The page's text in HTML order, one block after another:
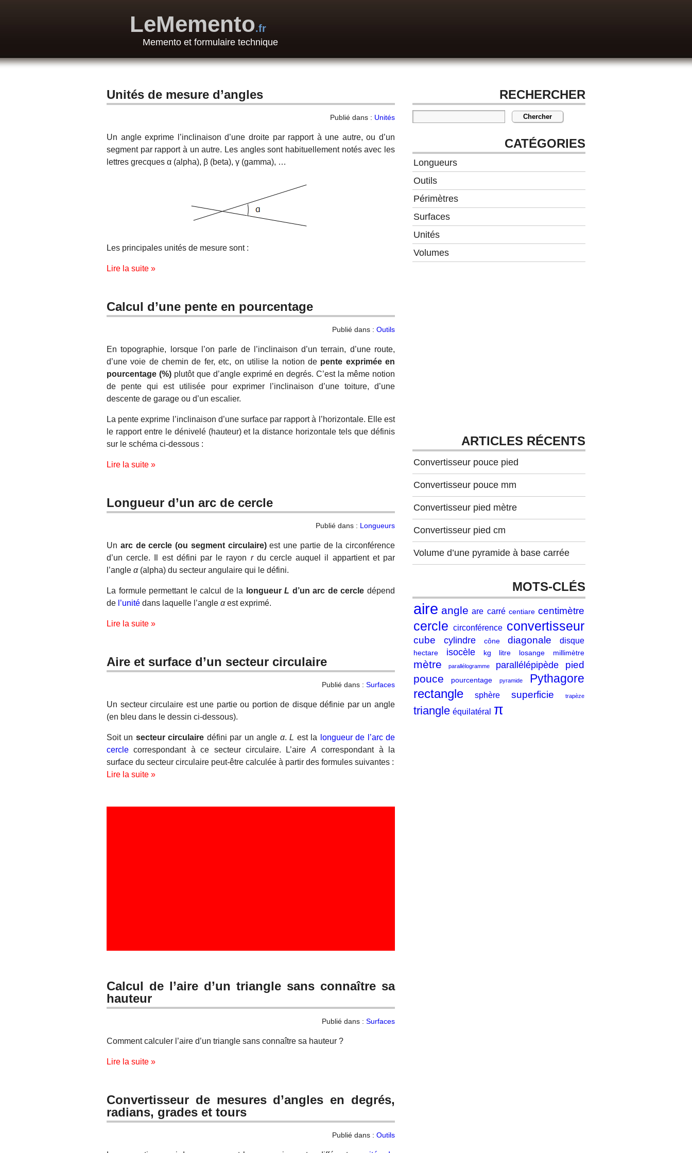
LeMemento.fr
Memento et formulaire technique
Unités de mesure d’angles
Publié dans : Unités
Un angle exprime l’inclinaison d’une droite par rapport à une autre, ou d’un
segment par rapport à un autre. Les angles sont habituellement notés avec les
lettres grecques α (alpha), β (beta), γ (gamma), …
Les principales unités de mesure sont :
Lire la suite »
Calcul d’une pente en pourcentage
Publié dans : Outils
En topographie, lorsque l’on parle de l’inclinaison d’un terrain, d’une route,
d’une voie de chemin de fer, etc, on utilise la notion de pente exprimée en
pourcentage (%) plutôt que d’angle exprimé en degrés. C’est la même notion
de pente qui est utilisée pour exprimer l’inclinaison d’une toiture, d’une
descente de garage ou d’un escalier.
La pente exprime l’inclinaison d’une surface par rapport à l’horizontale. Elle est
le rapport entre le dénivelé (hauteur) et la distance horizontale tels que définis
sur le schéma ci-dessous :
Lire la suite »
Longueur d’un arc de cercle
Publié dans : Longueurs
Un arc de cercle (ou segment circulaire)est une partie de la circonférence
d’un cercle. Il est défini par le rayon rdu cercle auquel il appartient et par
l’angle α(alpha) du secteur angulaire qui le défini.
La formule permettant le calcul de la longueurL d’un arc de cercle dépend
de l’unité dans laquelle l’angle αest exprimé.
Lire la suite »
Aire et surface d’un secteur circulaire
Publié dans : Surfaces
Un secteur circulaire est une partie ou portion de disque définie par un angle
(en bleu dans le dessin ci-dessous).
Soit un secteur circulaire défini par un angle α.L est la
longueur de l’arc de
cercle correspondant à ce secteur circulaire. L’aire A correspondant à la
surface du secteur circulaire peut-être calculée à partir des formules suivantes :
Lire la suite »
Calcul de l’aire d’un triangle sans connaître sa
hauteur
Publié dans : Surfaces
Comment calculer l’aire d’un triangle sans connaître sa hauteur ?
Lire la suite »
Convertisseur de mesures d’angles en degrés,
radians, grades et tours
Publié dans : Outils
RECHERCHER
CATÉGORIES
Longueurs
Outils
Périmètres
Surfaces
Unités
Volumes
ARTICLES RÉCENTS
Convertisseur pouce pied
Convertisseur pouce mm
Convertisseur pied mètre
Convertisseur pied cm
Volume d’une pyramide à base carrée
MOTS-CLÉS
aire angle are carré centiare centimètre
cercle circonférence convertisseur
cube cylindre cône diagonale disque
hectare isocèle kg litre losange millimètre
mètre parallélogramme parallélépipède pied
pouce pourcentage pyramide Pythagore
rectangle sphère superficie trapèze
triangle équilatéral π